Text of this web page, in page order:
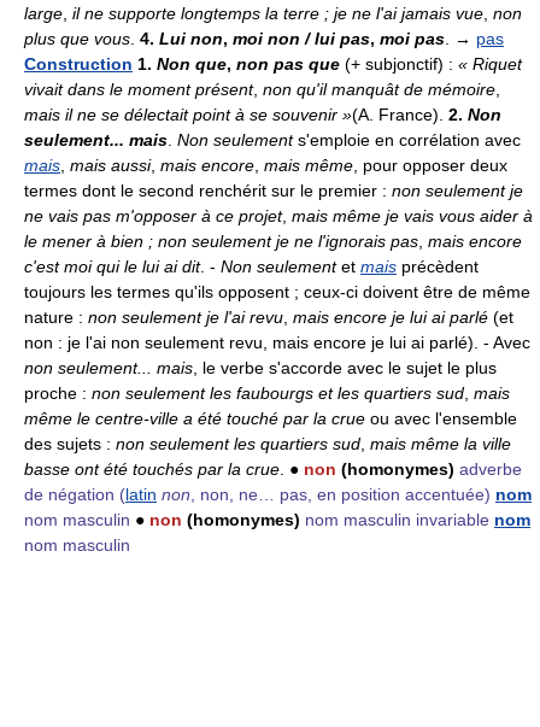
large, il ne supporte longtemps la terre ; je ne l'ai jamais vue, non
plus que vous. 4. Lui non, moi non / lui pas, moi pas. → pas
Construction 1. Non que, non pas que (+ subjonctif) : « Riquet
vivait dans le moment présent, non qu'il manquât de mémoire,
mais il ne se délectait point à se souvenir »(A. France). 2. Non
seulement... mais. Non seulements'emploie en corrélation avec
mais, mais aussi, mais encore, mais même, pour opposer deux
termes dont le second renchérit sur le premier : non seulement je
ne vais pas m'opposer à ce projet, mais même je vais vous aider à
le mener à bien ; non seulement je ne l'ignorais pas, mais encore
c'est moi qui le lui ai dit. - Non seulementet mais précèdent
toujours les termes qu'ils opposent ; ceux-ci doivent être de même
nature : non seulement je l'ai revu, mais encore je lui ai parlé (et
non : je l'ai non seulement revu, mais encore je lui ai parlé). - Avec
non seulement... mais, le verbe s'accorde avec le sujet le plus
proche : non seulement les faubourgs et les quartiers sud, mais
même le centre-ville a été touché par la crue ou avec l'ensemble
des sujets : non seulement les quartiers sud, mais même la ville
basse ont été touchés par la crue. ● non (homonymes) adverbe
de négation (latin non, non, ne… pas, en position accentuée) nom
nom masculin ● non (homonymes) nom masculin invariable nom
nom masculin